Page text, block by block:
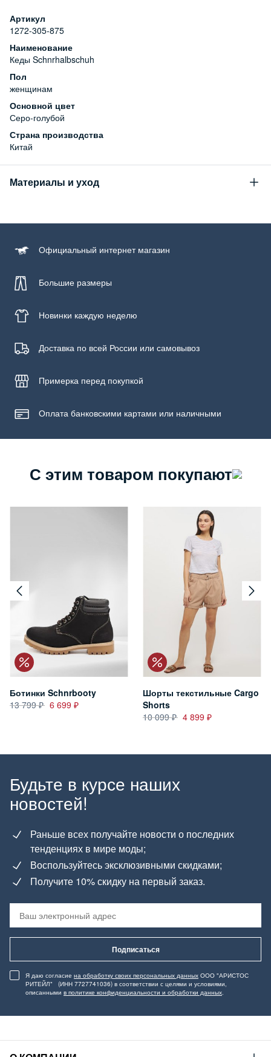
Артикул
1272-305-875
Наименование
Кеды Schnrhalbschuh
Пол
женщинам
Основной цвет
Серо-голубой
Страна производства
Китай
Материалы и уход
верх: 100% искусственная кожа, подошва: 100% резина
Официальный интернет магазин
Большие размеры
Новинки каждую неделю
Доставка по всей России или самовывоз
Примерка перед покупкой
Оплата банковскими картами или наличными
С этим товаром покупают
Ботинки Schnrbooty
13 799
6 699
Шорты текстильные Cargo
Shorts
10 099
4 899
Будьте в курсе наших
новостей!
Раньше всех получайте новости о последних
тенденциях в мире моды;
Воспользуйтесь эксклюзивными скидками;
Получите 10% скидку на первый заказ.
Подписаться
Я даю согласие на обработку своих персональных данных ООО "АРИСТОС
РИТЕЙЛ" (ИНН 7727741036) в соответствии с целями и условиями,
описанными в политике конфиденциальности и обработки данных.